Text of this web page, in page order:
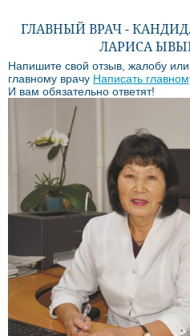
ГЛАВНЫЙ ВРАЧ -
ЛАРИСА
Напишите свой отзыв, жалобу
главному врачу Написать
И вам обязательно ответят!